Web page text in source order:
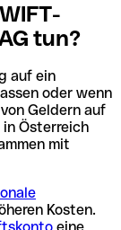
tun?
auf ein
oder wenn
Geldern auf
in Österreich
mit
Kosten.